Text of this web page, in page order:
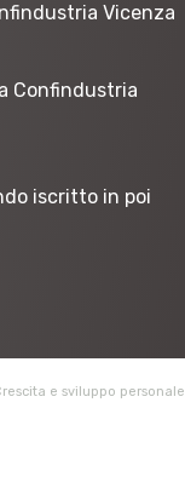
Vicenza
Confindustria
iscritto in poi
e sviluppo personale